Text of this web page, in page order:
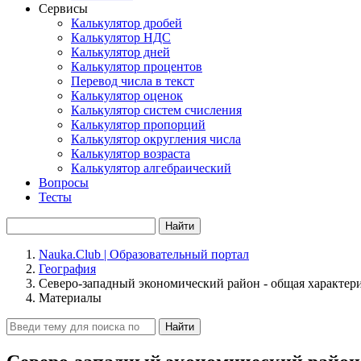
Сервисы
Калькулятор дробей
Калькулятор НДС
Калькулятор дней
Калькулятор процентов
Перевод числа в текст
Калькулятор оценок
Калькулятор систем счисления
Калькулятор пропорций
Калькулятор округления числа
Калькулятор возраста
Калькулятор алгебраический
Вопросы
Тесты
Найти
Nauka.Club | Образовательный портал
География
Северо-западный экономический район - общая
Материалы
Найти